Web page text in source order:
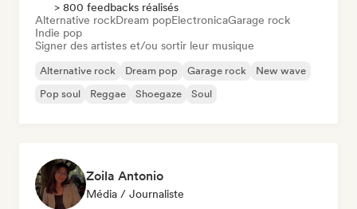
> 800 feedbacks réalisés
Alternative rockDream popElectronicaGarage rock
Indie pop
Signer des artistes et/ou sortir leur musique
Alternative rock Dream pop Garage rock
New wave
Pop soul
Reggae Shoegaze Soul
Zoila Antonio
Média / Journaliste